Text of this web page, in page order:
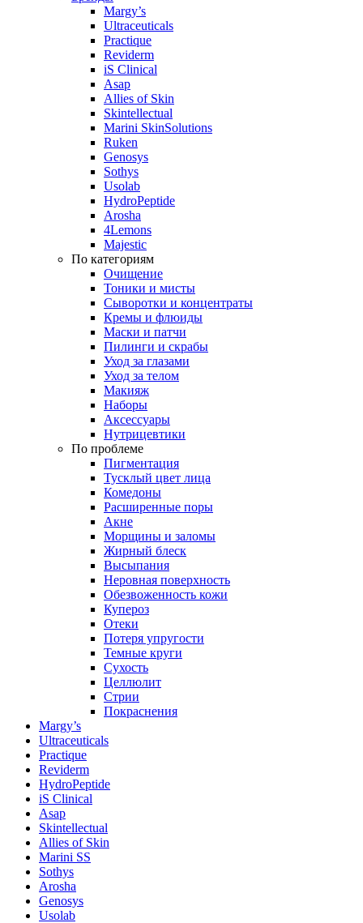
Margy’s
Ultraceuticals
Practique
Reviderm
iS Clinical
Asap
Allies of Skin
Skintellectual
Marini SkinSolutions
Ruken
Genosys
Sothys
Usolab
HydroPeptide
Arosha
4Lemons
Majestic
По категориям
Очищение
Тоники и мисты
Сыворотки и концентраты
Кремы и флюиды
Маски и патчи
Пилинги и скрабы
Уход за глазами
Уход за телом
Макияж
Наборы
Аксессуары
Нутрицевтики
По проблеме
Пигментация
Тусклый цвет лица
Комедоны
Расширенные поры
Акне
Морщины и заломы
Жирный блеск
Высыпания
Неровная поверхность
Обезвоженность кожи
Купероз
Отеки
Потеря упругости
Темные круги
Сухость
Целлюлит
Стрии
Покраснения
Margy’s
Ultraceuticals
Practique
Reviderm
HydroPeptide
iS Clinical
Asap
Skintellectual
Allies of Skin
Marini SS
Sothys
Arosha
Genosys
Usolab